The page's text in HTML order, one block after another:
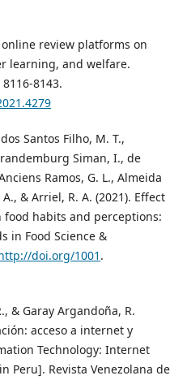
online review platforms on
learning, and welfare.
8143.
Santos Filho, M. T.,
Siman, I., de
Ramos, G. L., Almeida
& Arriel, R. A. (2021). Effect
food habits and perceptions:
in Food Science &
doi.org/1001 .
& Garay Argandoña, R.
acceso a internet y
Technology: Internet
Peru]. Revista Venezolana de